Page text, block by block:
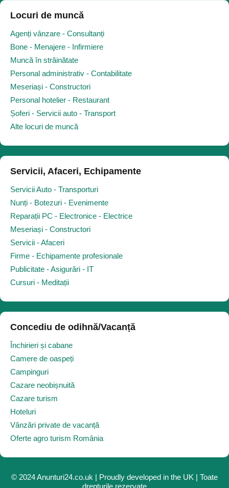
Locuri de muncă
Agenți vânzare - Consultanți
Bone - Menajere - Infirmiere
Muncă în străinătate
Personal administrativ - Contabilitate
Meseriași - Constructori
Personal hotelier - Restaurant
Șoferi - Servicii auto - Transport
Alte locuri de muncă
Servicii, Afaceri, Echipamente
Servicii Auto - Transporturi
Nunți - Botezuri - Evenimente
Reparații PC - Electronice - Electrice
Meseriași - Constructori
Servicii - Afaceri
Firme - Echipamente profesionale
Publicitate - Asigurări - IT
Cursuri - Meditații
Concediu de odihnă/Vacanță
Închirieri și cabane
Camere de oaspeți
Campinguri
Cazare neobișnuită
Cazare turism
Hoteluri
Vânzări private de vacanță
Oferte agro turism România
© 2024 Anunturi24.co.uk | Proudly developed in the UK | Toate
drepturile rezervate